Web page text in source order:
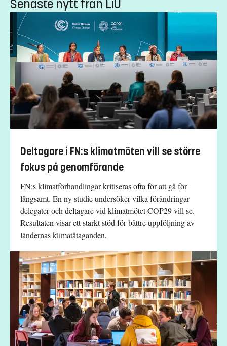
Senaste nytt från LiU
Deltagare i FN:s klimatmöten vill se större
fokus på genomförande
FN:s klimatförhandlingar kritiseras ofta för att gå för
långsamt. En ny studie undersöker vilka förändringar
delegater och deltagare vid klimatmötet COP29 vill se.
Resultaten visar ett starkt stöd för bättre uppföljning av
ländernas klimatåtaganden.